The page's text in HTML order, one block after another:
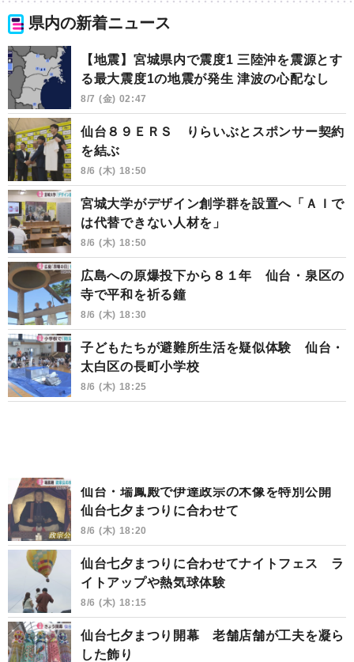
県内の新着ニュース
【地震】宮城県内で震度1 三陸沖を震源とす
る最大震度1の地震が発生 津波の心配なし
8/7 (金) 02:47
仙台８９ＥＲＳ りらいぶとスポンサー契約
を結ぶ
8/6 (木) 18:50
宮城大学がデザイン創学群を設置へ「ＡＩで
は代替できない人材を」
8/6 (木) 18:50
広島への原爆投下から８１年 仙台・泉区の
寺で平和を祈る鐘
8/6 (木) 18:30
子どもたちが避難所生活を疑似体験 仙台・
太白区の長町小学校
8/6 (木) 18:25
仙台・瑞鳳殿で伊達政宗の木像を特別公開
仙台七夕まつりに合わせて
8/6 (木) 18:20
仙台七夕まつりに合わせてナイトフェス ラ
イトアップや熱気球体験
8/6 (木) 18:15
仙台七夕まつり開幕 老舗店舗が工夫を凝ら
した飾り